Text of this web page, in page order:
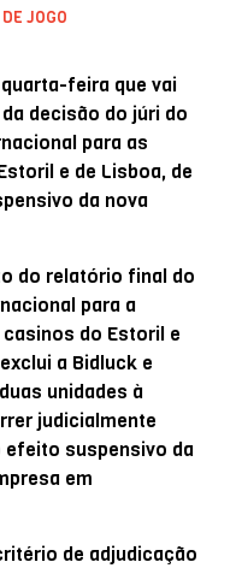
JOGO
feira que vai
decisão do júri do
para as
e de Lisboa, de
da nova
do relatório final do
para a
do Estoril e
a Bidluck e
unidades à
judicialmente
suspensivo da
em
de adjudicação